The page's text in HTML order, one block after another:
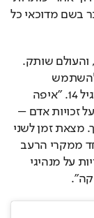
בזמן שהמדינה שלי גוועת? איך את מעזה לדבר בשם מדוכאי כל